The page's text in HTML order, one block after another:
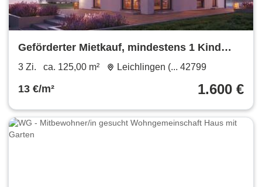
Geförderter Mietkauf, mindestens 1 Kind
erforderlich
3 Zi. ca. 125,00 m² Leichlingen (... 42799
13 €/m² 1.600 €